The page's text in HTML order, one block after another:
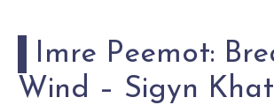
Imre Peemot:
Wind – Sigyn Khat